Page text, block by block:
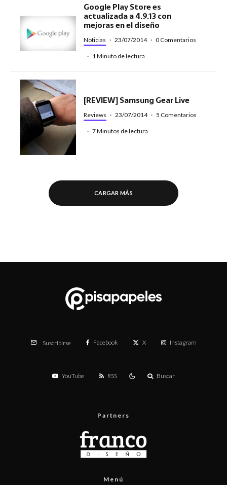
Google Play Store es
actualizada a 4.9.13 con
mejoras en el diseño
Noticias · 23/07/2014 · 0 Comentarios
· 1 Minuto de lectura
[REVIEW] Samsung Gear Live
Reviews · 23/07/2014 · 5 Comentarios
· 7 Minutos de lectura
CARGAR MÁS
Suscribirse Facebook X Instagram
YouTube RSS Buscar
Partners
Menú